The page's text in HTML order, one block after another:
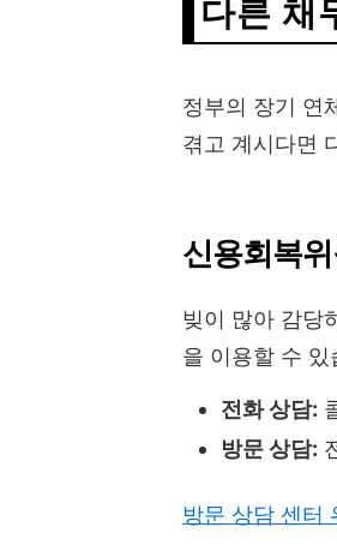
다른 채
정부의 장기 연
겪고 계시다면
신용회복
빚이 많아 감당
을 이용할 수 있
전화 상담:
방문 상담:
방문 상담 센터